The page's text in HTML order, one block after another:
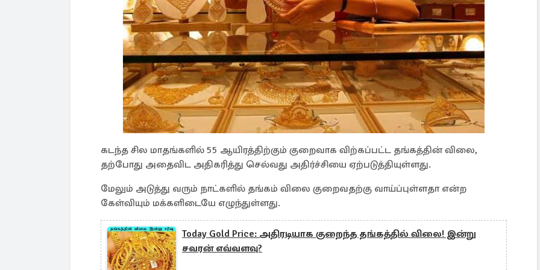
கடந்த சில மாதங்களில் 55 ஆயிரத்திற்கும் குறைவாக விற்கப்பட்ட தங்கத்தின் விலை,
தற்போது அதைவிட அதிகரித்து செல்வது அதிர்ச்சியை ஏற்படுத்தியுள்ளது.
மேலும் அடுத்து வரும் நாட்களில் தங்கம் விலை குறைவதற்கு வாய்ப்புள்ளதா என்ற
கேள்வியும் மக்களிடையே எழுந்துள்ளது.
Today Gold Price: அதிரடியாக குறைந்த தங்கத்தில் விலை! இன்று
சவரன் எவ்வளவு?